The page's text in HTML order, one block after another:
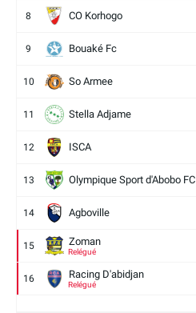
8 CO Korhogo
9 Bouaké Fc
10 So Armee
11 Stella Adjame
12 ISCA
13 Olympique Sport d'Abobo FC
14 Agboville
15 Zoman
Relégué
16 Racing D'abidjan
Relégué